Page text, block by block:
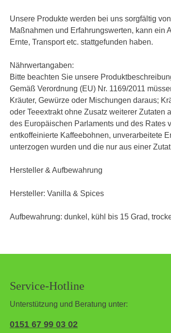
Unsere Produkte werden bei uns sorgfältig
Maßnahmen und Erfahrungswerten, kann ein
Ernte, Transport etc. stattgefunden haben.
Nährwertangaben:
Bitte beachten Sie unsere
Gemäß Verordnung (EU) Nr. 1169/2011
Kräuter, Gewürze oder Mischungen daraus;
oder Teeextrakt ohne Zusatz weiterer Zutaten
des Europäischen Parlaments und des Rates
entkoffeinierte Kaffeebohnen, unverarbeitete
unterzogen wurden und die nur aus einer
Hersteller & Aufbewahrung
Hersteller: Vanilla & Spices
Aufbewahrung: dunkel, kühl bis 15 Grad,
Service-Hotline
Unterstützung und Beratung unter:
0151 67 99 03 02